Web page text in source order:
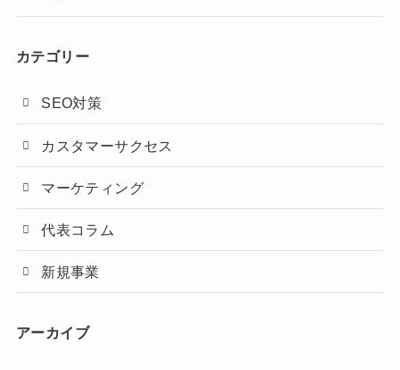
カテゴリー
SEO対策
カスタマーサクセス
マーケティング
代表コラム
新規事業
アーカイブ